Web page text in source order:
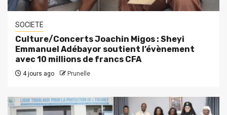
SOCIETE
Culture/Concerts Joachin Migos : Sheyi
Emmanuel Adébayor soutient l’évènement
avec 10 millions de francs CFA
4 jours ago Prunelle